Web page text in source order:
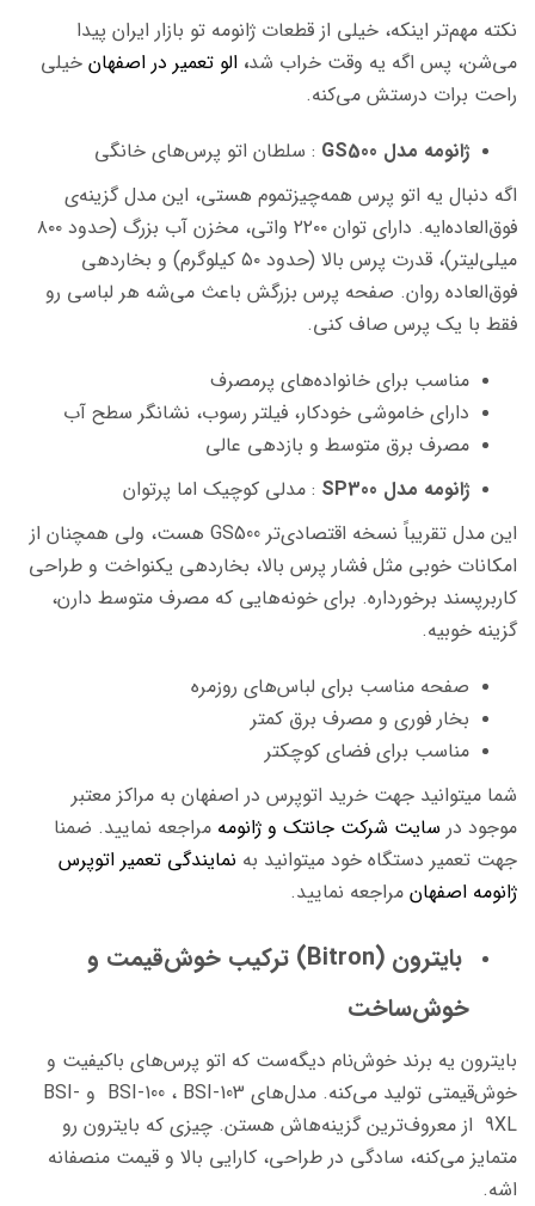
نکته مهم‌تر اینکه، خیلی از قطعات ژانومه تو بازار ایران پیدا
می‌شن، پس اگه یه وقت خراب شد، الو تعمیر در اصفهان خیلی
راحت برات درستش می‌کنه.
ژانومه مدل GS500
: سلطان اتو پرس‌های خانگی
اگه دنبال یه اتو پرس همه‌چیزتموم هستی، این مدل گزینه‌ی
فوق‌العاده‌ایه. دارای توان ۲۲۰۰ واتی، مخزن آب بزرگ (حدود ۸۰۰
میلی‌لیتر)، قدرت پرس بالا (حدود ۵۰ کیلوگرم) و بخاردهی
فوق‌العاده روان. صفحه پرس بزرگش باعث می‌شه هر لباسی رو
فقط با یک پرس صاف کنی.
مناسب برای خانواده‌های پرمصرف
دارای خاموشی خودکار، فیلتر رسوب، نشانگر سطح آب
مصرف برق متوسط و بازدهی عالی
ژانومه مدل SP300
: مدلی کوچیک اما پرتوان
این مدل تقریباً نسخه اقتصادی‌تر GS500 هست، ولی همچنان از
امکانات خوبی مثل فشار پرس بالا، بخاردهی یکنواخت و طراحی
کاربرپسند برخورداره. برای خونه‌هایی که مصرف متوسط دارن،
گزینه خوبیه.
صفحه مناسب برای لباس‌های روزمره
بخار فوری و مصرف برق کمتر
مناسب برای فضای کوچکتر
شما میتوانید جهت خرید اتوپرس در اصفهان به مراکز معتبر
موجود در سایت شرکت جانتک و ژانومه مراجعه نمایید. ضمنا
جهت تعمیر دستگاه خود میتوانید به نمایندگی تعمیر اتوپرس
ژانومه اصفهان مراجعه نمایید.
بایترون (Bitron) ترکیب خوش‌قیمت و
خوش‌ساخت
بایترون یه برند خوش‌نام دیگه‌ست که اتو پرس‌های باکیفیت و
خوش‌قیمتی تولید می‌کنه. مدل‌های BSI-100 ، BSI-103 و BSI-
9XL از معروف‌ترین گزینه‌هاش هستن. چیزی که بایترون رو
متمایز می‌کنه، سادگی در طراحی، کارایی بالا و قیمت منصفانه
اشه.